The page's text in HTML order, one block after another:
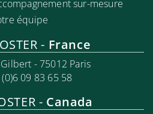
gnement sur-mesure
équipe
- France
- 75012 Paris
09 83 65 58
- Canada